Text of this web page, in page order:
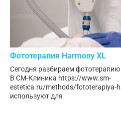
Фототерапия Harmony XL
Сегодня разбираем
В СМ-Клиника https://www.sm-
estetica.ru/methods/fototerapiya-
используют для